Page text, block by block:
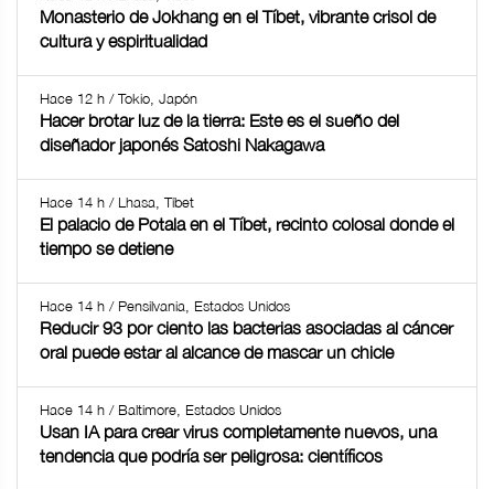
Monasterio de Jokhang en el Tíbet, vibrante crisol de
cultura y espiritualidad
Hace 12 h / Tokio, Japón
Hacer brotar luz de la tierra: Este es el sueño del
diseñador japonés Satoshi Nakagawa
Hace 14 h / Lhasa, Tíbet
El palacio de Potala en el Tíbet, recinto colosal donde el
tiempo se detiene
Hace 14 h / Pensilvania, Estados Unidos
Reducir 93 por ciento las bacterias asociadas al cáncer
oral puede estar al alcance de mascar un chicle
Hace 14 h / Baltimore, Estados Unidos
Usan IA para crear virus completamente nuevos, una
tendencia que podría ser peligrosa: científicos